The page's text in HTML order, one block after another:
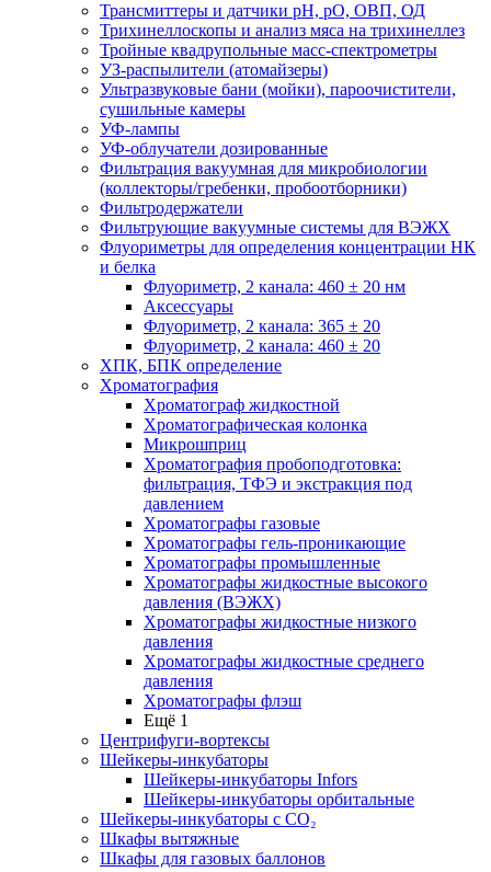
Трансмиттеры и датчики рН, рО, ОВП, ОД
Трихинеллоскопы и анализ мяса на трихинеллез
Тройные квадрупольные масс-спектрометры
УЗ-распылители (атомайзеры)
Ультразвуковые бани (мойки), пароочистители,
сушильные камеры
УФ-лампы
УФ-облучатели дозированные
Фильтрация вакуумная для микробиологии
(коллекторы/гребенки, пробоотборники)
Фильтродержатели
Фильтрующие вакуумные системы для ВЭЖХ
Флуориметры для определения концентрации НК
и белка
Флуориметр, 2 канала: 460 ± 20 нм
Аксессуары
Флуориметр, 2 канала: 365 ± 20
Флуориметр, 2 канала: 460 ± 20
ХПК, БПК определение
Хроматография
Хроматограф жидкостной
Хроматографическая колонка
Микрошприц
Хроматография пробоподготовка:
фильтрация, ТФЭ и экстракция под
давлением
Хроматографы газовые
Хроматографы гель-проникающие
Хроматографы промышленные
Хроматографы жидкостные высокого
давления (ВЭЖХ)
Хроматографы жидкостные низкого
давления
Хроматографы жидкостные среднего
давления
Хроматографы флэш
Ещё 1
Центрифуги-вортексы
Шейкеры-инкубаторы
Шейкеры-инкубаторы Infors
Шейкеры-инкубаторы орбитальные
Шейкеры-инкубаторы с CО₂
Шкафы вытяжные
Шкафы для газовых баллонов